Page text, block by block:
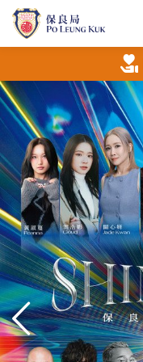
Skip
main